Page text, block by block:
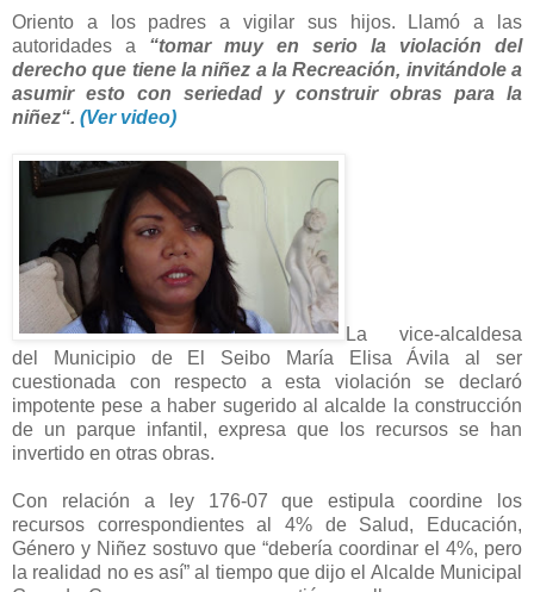
Oriento a los padres a vigilar sus hijos. Llamó a las
autoridades a “tomar muy en serio la violación del
derecho que tiene la niñez a la Recreación, invitándole a
asumir esto con seriedad y construir obras para la
niñez“. (Ver video)
La vice-alcaldesa
del Municipio de El Seibo María Elisa Ávila al ser
cuestionada con respecto a esta violación se declaró
impotente pese a haber sugerido al alcalde la construcción
de un parque infantil, expresa que los recursos se han
invertido en otras obras.
Con relación a ley 176-07 que estipula coordine los
recursos correspondientes al 4% de Salud, Educación,
Género y Niñez sostuvo que “debería coordinar el 4%, pero
la realidad no es así” al tiempo que dijo el Alcalde Municipal